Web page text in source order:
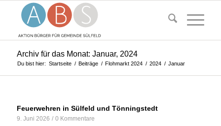
Archiv für das Monat: Januar, 2024
Du bist hier: Startseite / Beiträge / Flohmarkt 2024 / 2024 / Januar
Feuerwehren in Sülfeld und Tönningstedt
9. Juni 2026 / 0 Kommentare